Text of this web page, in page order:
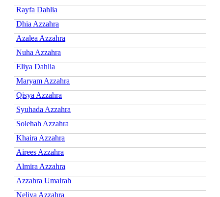
Rayfa Dahlia
Dhia Azzahra
Azalea Azzahra
Nuha Azzahra
Eliya Dahlia
Maryam Azzahra
Qisya Azzahra
Syuhada Azzahra
Solehah Azzahra
Khaira Azzahra
Airees Azzahra
Almira Azzahra
Azzahra Umairah
Neliya Azzahra